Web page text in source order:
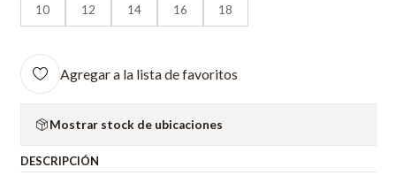
10
12 14 16 18
Agregar a la lista de favoritos
Mostrar stock de ubicaciones
DESCRIPCIÓN